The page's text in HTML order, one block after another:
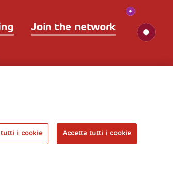
Join the network
Potential
i cookie Accetta tutti i cookie